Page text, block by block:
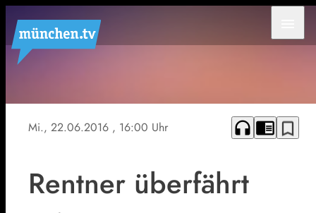
Mi., 22.06.2016 , 16:00 Uhr headphones chrome_reader_mode bookmark_border
Rentner überfährt